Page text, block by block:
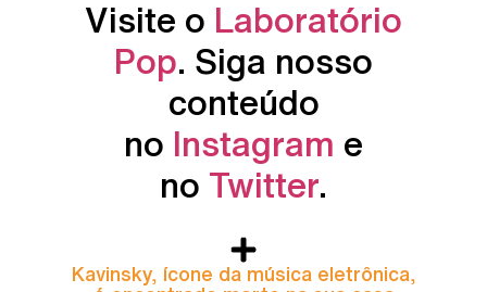
Visite o Laboratório
Pop. Siga nosso
conteúdo
no Instagram e
no Twitter.
Kavinsky, ícone da música eletrônica,